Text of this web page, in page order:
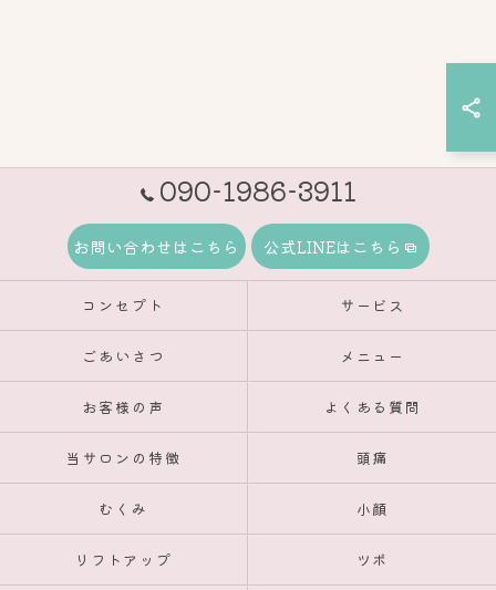
090-1986-3911
お問い合わせはこちら 公式LINEはこちら
コンセプト サービス
ごあいさつ メニュー
お客様の声 よくある質問
当サロンの特徴 頭痛
むくみ 小顔
リフトアップ ツボ